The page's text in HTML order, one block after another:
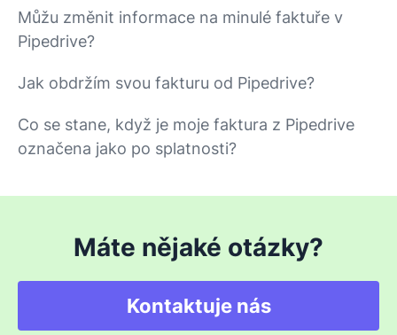
Můžu změnit informace na minulé faktuře v
Pipedrive?
Jak obdržím svou fakturu od Pipedrive?
Co se stane, když je moje faktura z Pipedrive
označena jako po splatnosti?
Máte nějaké otázky?
Kontaktuje nás